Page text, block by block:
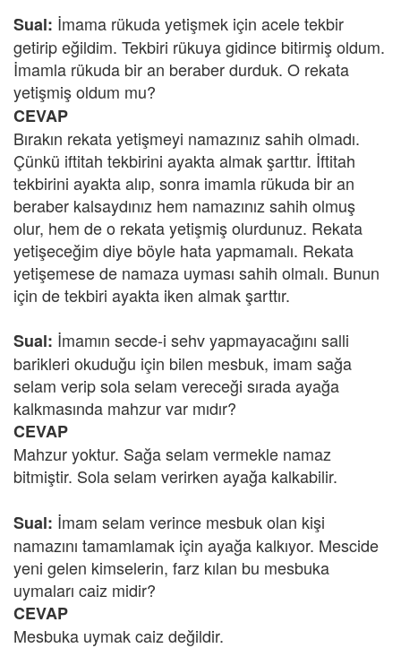
Sual: İmama rükuda yetişmek için acele tekbir
getirip eğildim. Tekbiri rükuya gidince bitirmiş oldum.
İmamla rükuda bir an beraber durduk. O rekata
yetişmiş oldum mu?
CEVAP
Bırakın rekata yetişmeyi namazınız sahih olmadı.
Çünkü iftitah tekbirini ayakta almak şarttır. İftitah
tekbirini ayakta alıp, sonra imamla rükuda bir an
beraber kalsaydınız hem namazınız sahih olmuş
olur, hem de o rekata yetişmiş olurdunuz. Rekata
yetişeceğim diye böyle hata yapmamalı. Rekata
yetişemese de namaza uyması sahih olmalı. Bunun
için de tekbiri ayakta iken almak şarttır.
Sual: İmamın secde-i sehv yapmayacağını salli
barikleri okuduğu için bilen mesbuk, imam sağa
selam verip sola selam vereceği sırada ayağa
kalkmasında mahzur var mıdır?
CEVAP
Mahzur yoktur. Sağa selam vermekle namaz
bitmiştir. Sola selam verirken ayağa kalkabilir.
Sual: İmam selam verince mesbuk olan kişi
namazını tamamlamak için ayağa kalkıyor. Mescide
yeni gelen kimselerin, farz kılan bu mesbuka
uymaları caiz midir?
CEVAP
Mesbuka uymak caiz değildir.